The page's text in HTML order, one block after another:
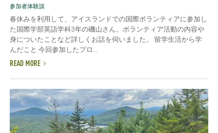
参加者体験談
春休みを利用して、アイスランドでの国際ボランティアに参加し
た国際学部英語学科3年の磯山さん。ボランティア活動の内容や
身についたことなど詳しくお話を伺いました。 留学生活から学
んだこと 今回参加したプロ...
READ MORE